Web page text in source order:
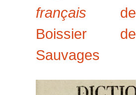
français de
Boissier de
Sauvages